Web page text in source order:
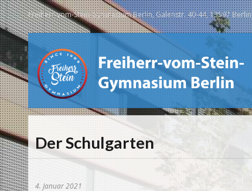
Freiherr-vom-Stein-Gymnasium Berlin, Galenstr. 40-44, 13597 Berlin
Der Schulgarten
4. Januar 2021